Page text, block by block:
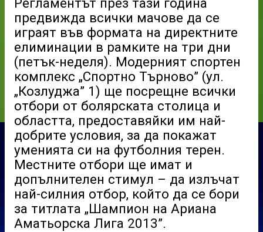
Регламентът през тази година
предвижда всички мачове да се
играят във формата на директните
елиминации в рамките на три дни
(петък-неделя). Модерният спортен
комплекс „Спортно Търново” (ул.
„Козлуджа” 1) ще посрещне всички
отбори от болярската столица и
областта, предоставяйки им най-
добрите условия, за да покажат
уменията си на футболния терен.
Местните отбори ще имат и
допълнителен стимул – да излъчат
най-силния отбор, който да се бори
за титлата „Шампион на Ариана
Аматьорска Лига 2013”.